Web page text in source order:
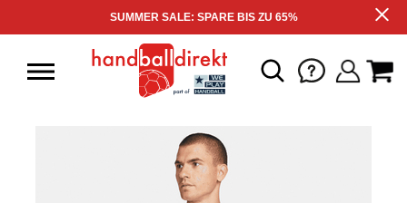
SUMMER SALE: SPARE BIS ZU 65%